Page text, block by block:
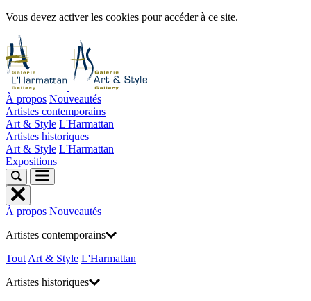
Vous devez activer les cookies pour accéder à ce site.
À propos Nouveautés
Artistes contemporains
Art & Style L'Harmattan
Artistes historiques
Art & Style L'Harmattan
Expositions
À propos Nouveautés
Artistes contemporains
Tout Art & Style L'Harmattan
Artistes historiques